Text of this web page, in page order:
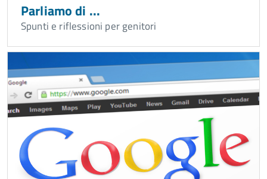
Parliamo di ...
Spunti e riflessioni per genitori